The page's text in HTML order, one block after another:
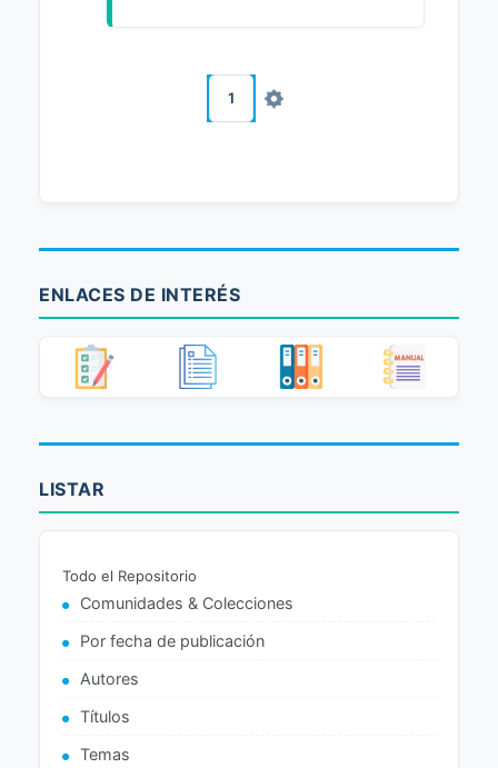
1
ENLACES DE INTERÉS
LISTAR
Todo el Repositorio
Comunidades & Colecciones
Por fecha de publicación
Autores
Títulos
Temas